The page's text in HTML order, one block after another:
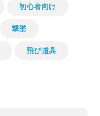
初心者向け
撃墜
飛び道具